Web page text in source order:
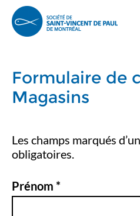
Formulaire de
Magasins
Les champs marqués
obligatoires.
Prénom *